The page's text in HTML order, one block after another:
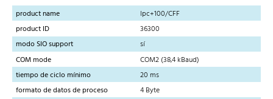
product name
lpc+100/CFF
product ID
36300
modo SIO support
sí
COM mode
COM2 (38,4 kBaud)
tiempo de ciclo mínimo
20 ms
formato de datos de proceso
4 Byte